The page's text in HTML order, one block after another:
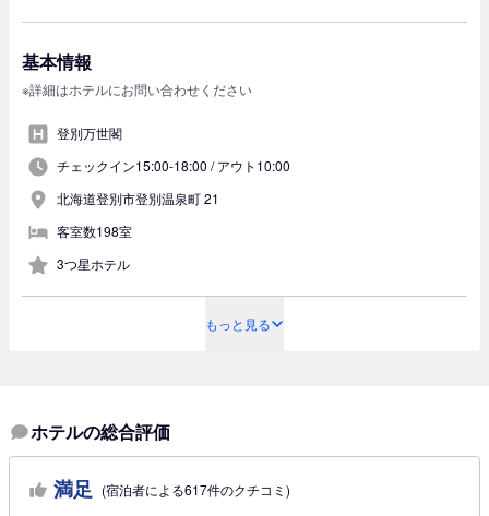
基本情報
※詳細はホテルにお問い合わせください
登別万世閣
チェックイン15:00-18:00 /アウト10:00
北海道登別市登別温泉町 21
客室数198室
3つ星ホテル
もっと見る
ホテルの総合評価
満足 (宿泊者による617件のクチコミ)